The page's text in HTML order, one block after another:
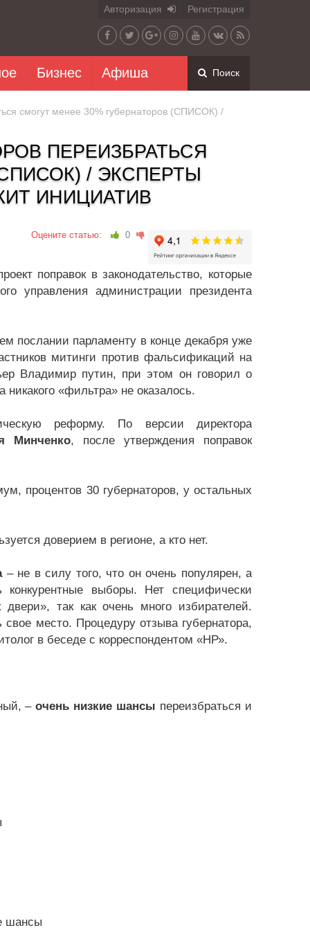
Авторизация Регистрация
Бизнес Афиша Поиск
смогут менее 30% губернаторов (СПИСОК) /
ПЕРЕИЗБРАТЬСЯ
/ ЭКСПЕРТЫ
ИНИЦИАТИВ
Оцените статью: 0
поправок в законодательство, которые
управления администрации президента
послании парламенту в конце декабря уже
митинги против фальсификаций на
Владимир путин, при этом он говорил о
«фильтра» не оказалось.
реформу. По версии директора
Минченко, после утверждения поправок
процентов 30 губернаторов, у остальных
доверием в регионе, а кто нет.
– не в силу того, что он очень популярен, а
выборы. Нет специфически
так как очень много избирателей.
место. Процедуру отзыва губернатора,
в беседе с корреспондентом «НР».
–очень низкие шансы переизбраться и
шансы